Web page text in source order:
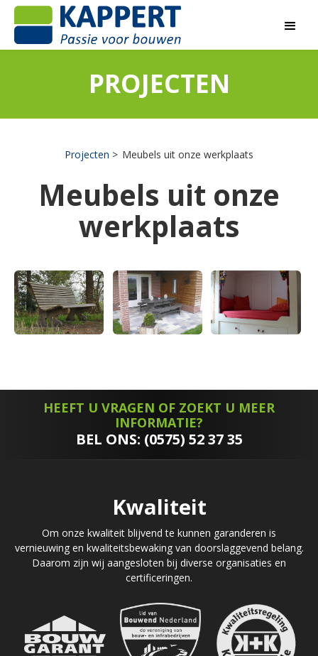
PROJECTEN
Projecten Meubels uit onze werkplaats
Meubels uit onze
werkplaats
HEEFT U VRAGEN OF ZOEKT U MEER
INFORMATIE?
BEL ONS: (0575) 52 37 35
Kwaliteit
Om onze kwaliteit blijvend te kunnen garanderen is
vernieuwing en kwaliteitsbewaking van doorslaggevend belang.
Daarom zijn wij aangesloten bij diverse organisaties en
certificeringen.